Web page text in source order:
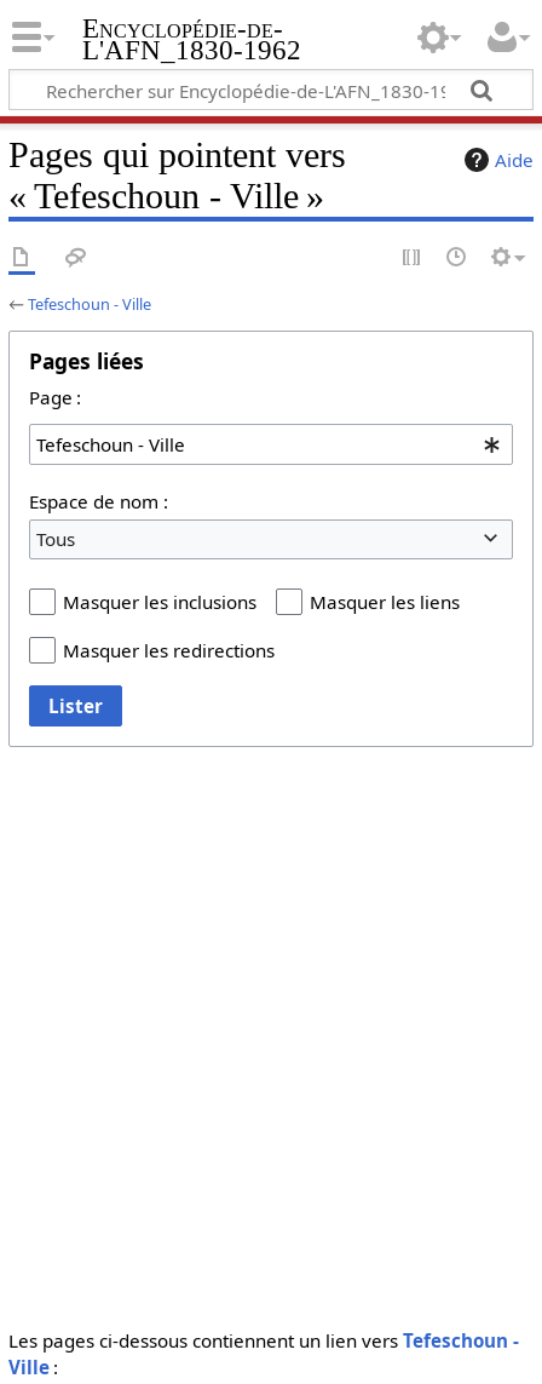
Encyclopédie-de-
L'AFN_1830-1962
Aide
Pages qui pointent vers
« Tefeschoun - Ville »
←Tefeschoun - Ville
Pages liées
Page :
Espace de nom :
Tous
Masquer les inclusions
Masquer les liens
Masquer les redirections
Lister
Les pages ci-dessous contiennent un lien vers Tefeschoun -
Ville: